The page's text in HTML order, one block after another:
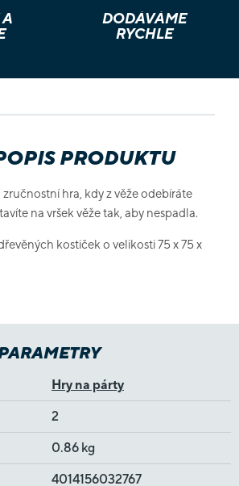
DODÁVÁME
RYCHLE
PRODUKTU
zručnostní hra, kdy z věže odebíráte
na vršek věže tak, aby nespadla.
kostiček o velikosti 75 x 75 x
Hry na párty
2
0.86 kg
4014156032767